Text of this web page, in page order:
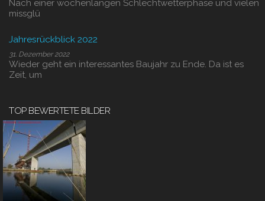
Nach einer wochenlangen Schlechtwetterphase und vielen
missglü
Jahresrückblick 2022
31. Dezember 2022
Wieder geht ein interessantes Baujahr zu Ende. Da ist es
Zeit, um
TOP BEWERTETE BILDER